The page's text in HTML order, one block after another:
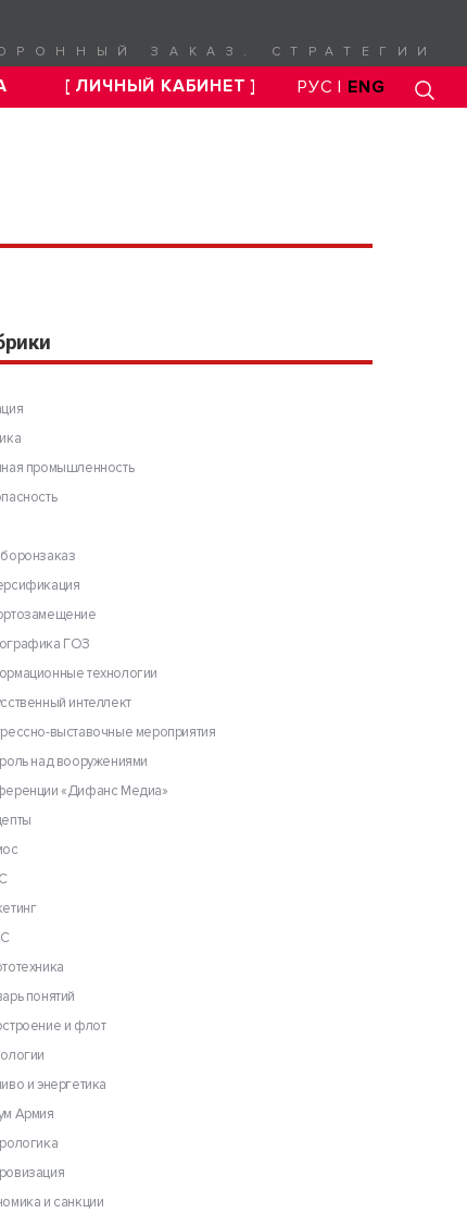
ЗАКАЗ. СТРАТЕГИИ
[ ЛИЧНЫЙ КАБИНЕТ ] РУС | ENG
промышленность
ГОЗ
технологии
интеллект
выставочные мероприятия
над вооружениями
«Дифанс Медиа»
понятий
и флот
и энергетика
Армия
и санкции